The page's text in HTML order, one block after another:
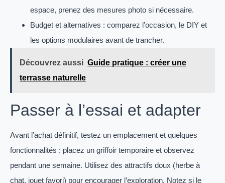
espace, prenez des mesures photo si nécessaire.
Budget et alternatives : comparez l’occasion, le DIY et
les options modulaires avant de trancher.
Découvrez aussi Guide pratique : créer une
terrasse naturelle
Passer à l’essai et adapter
Avant l’achat définitif, testez un emplacement et quelques
fonctionnalités : placez un griffoir temporaire et observez
pendant une semaine. Utilisez des attractifs doux (herbe à
chat, jouet favori) pour encourager l’exploration. Notez si le